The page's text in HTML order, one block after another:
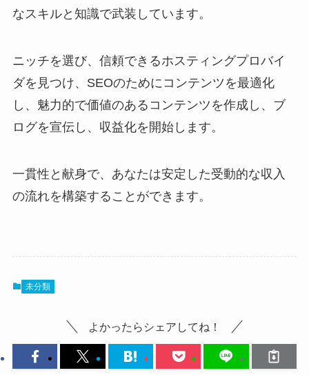
なスキルと知識で武装しています。
ニッチを選び、信頼できるホスティングプロバイ
ダを見つけ、SEOのためにコンテンツを最適化
し、魅力的で価値のあるコンテンツを作成し、ブ
ログを宣伝し、収益化を開始します。
一貫性と献身で、あなたは安定した受動的な収入
の流れを構築することができます。
未分類
よかったらシェアしてね！